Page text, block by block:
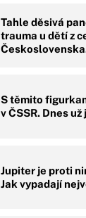
Tahle děsivá
trauma u dětí z
S těmito
v ČSSR. Dnes
Jupiter je proti
Jak vypadají